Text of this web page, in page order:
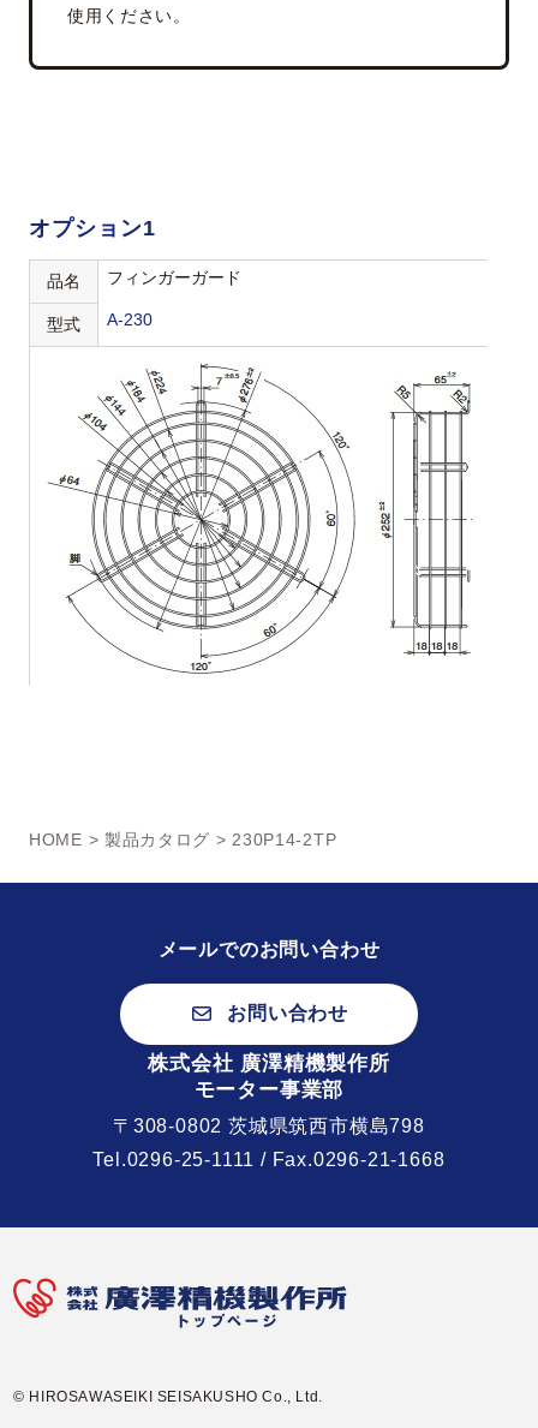
使用ください。
オプション1
品名 フィンガーガード
型式 A-230
HOME > 製品カタログ > 230P14-2TP
メールでのお問い合わせ
お問い合わせ
株式会社 廣澤精機製作所
モーター事業部
〒308-0802 茨城県筑西市横島798
Tel.0296-25-1111 / Fax.0296-21-1668
© HIROSAWASEIKI SEISAKUSHO Co., Ltd.